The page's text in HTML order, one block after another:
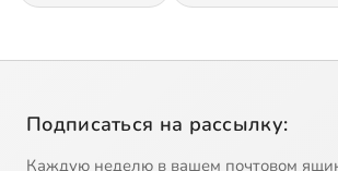
Подписаться на рассылку:
Каждую неделю в вашем почтовом